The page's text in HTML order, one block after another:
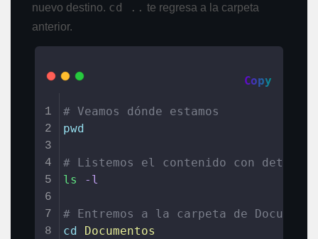
nuevo destino. cd .. te regresa a la carpeta
anterior.
Copy
1
2
3
4
5
6
7
8
# Veamos dónde estamos
pwd
# Listemos el contenido con detalles
ls
-l
# Entremos a la carpeta de
cd
Documentos